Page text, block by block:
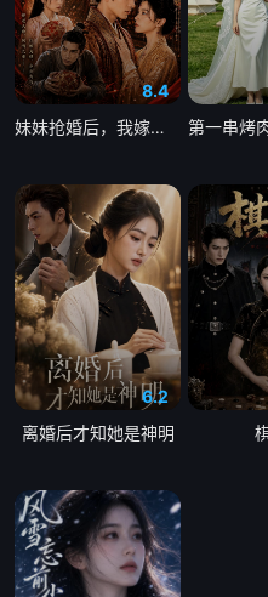
8.4
妹妹抢婚后，我嫁给了真龙天子
6.2
离婚后才知她是神明